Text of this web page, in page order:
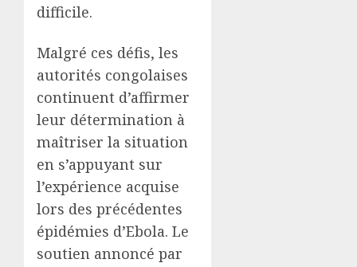
difficile.
Malgré ces défis, les
autorités congolaises
continuent d’affirmer
leur détermination à
maîtriser la situation
en s’appuyant sur
l’expérience acquise
lors des précédentes
épidémies d’Ebola. Le
soutien annoncé par